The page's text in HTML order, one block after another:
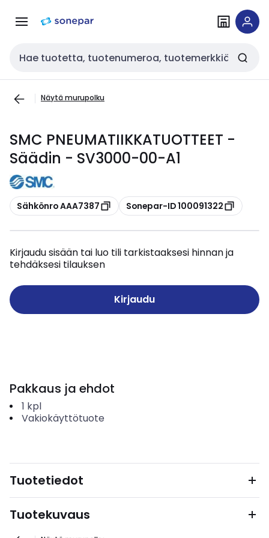
navigointiinsisältöön
Haku
Näytä murupolku
SMC PNEUMATIIKKATUOTTEET -
Säädin - SV3000-00-A1
Kopioi
Sähkönro AAA7387 Kopioi
Sonepar-ID 100091322
Kirjaudu sisään tai luo tili tarkistaaksesi hinnan ja
tehdäksesi tilauksen
Kirjaudu
Pakkaus ja ehdot
1 kpl
Vakiokäyttötuote
Tuotetiedot
Tuotekuvaus